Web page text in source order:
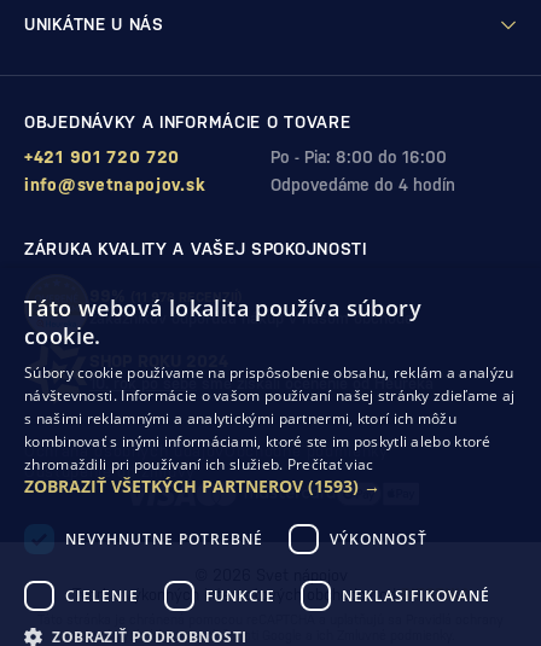
UNIKÁTNE U NÁS
OBJEDNÁVKY A INFORMÁCIE O TOVARE
Po - Pia: 8:00 do 16:00
+421 901 720 720
Odpovedáme do 4 hodín
info@svetnapojov.sk
ZÁRUKA KVALITY A VAŠEJ SPOKOJNOSTI
99% (11 978 RECENZIÍ)
zákazníkov odporúča nákup v našom obchode
10. rok po sebesme získali ocenenie od Heureka
Ochrana osobných údajovObchodné podmienky
Odstúpenie od zmluvy
Tvorba výkonných internetových obchodov odRIESENIA
osobných údajovspoločnosti Google a ich
Táto webová lokalita používa súbory
cookie.
Súbory cookie používame na prispôsobenie obsahu, reklám a analýzu
návštevnosti. Informácie o vašom používaní našej stránky zdieľame aj
s našimi reklamnými a analytickými partnermi, ktorí ich môžu
kombinovať s inými informáciami, ktoré ste im poskytli alebo ktoré
zhromaždili pri používaní ich služieb. Prečítať viac
ZOBRAZIŤ VŠETKÝCH PARTNEROV (1593) →
NEVYHNUTNE POTREBNÉ VÝKONNOSŤ
CIELENIE FUNKCIE NEKLASIFIKOVANÉ
ZOBRAZIŤ PODROBNOSTI